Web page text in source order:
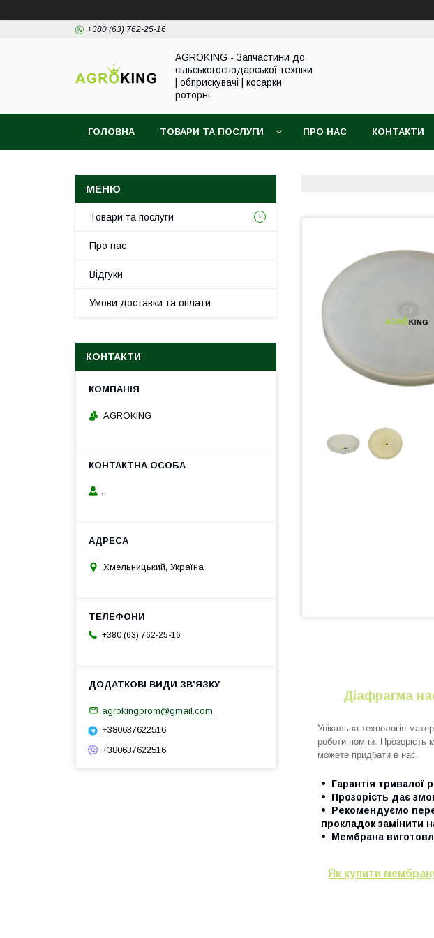
+380 (63) 762-25-16
AGROKING - Запчастини до
сільськогосподарської техніки
| обприскувачі | косарки
роторні
ГОЛОВНА ТОВАРИ ТА ПОСЛУГИ ПРО НАС КОНТАКТИ
Діафрагма
Унікальна технологія
роботи помпи. Прозорість
можете придбати в нас.
Гарантія тривалої
Прозорість дає
Рекомендуємо
прокладок замінити
Мембрана
Як купити
Товари та послуги
Про нас
Відгуки
Умови доставки та оплати
КОНТАКТИ
AGROKING
.
Хмельницький, Україна
+380 (63) 762-25-16
agrokingprom@gmail.com
+380637622516
+380637622516